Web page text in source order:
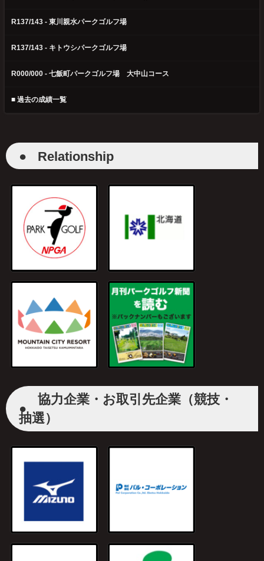
R137/143 - 東川親水パークゴルフ場
R137/143 - キトウシパークゴルフ場
R000/000 - 七飯町パークゴルフ場 大中山コース
■ 過去の成績一覧
● Relationship
●
協力企業・お取引先企業（競技・
抽選）